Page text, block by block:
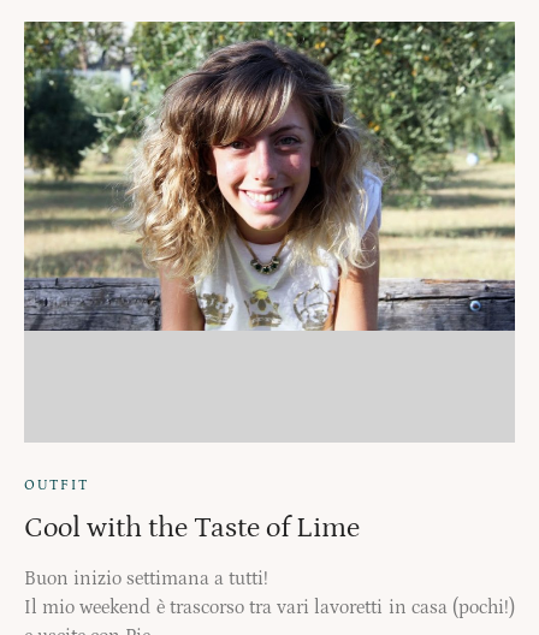
OUTFIT
Cool with the Taste of Lime
Buon inizio settimana a tutti!
Il mio weekend è trascorso tra vari lavoretti in casa (pochi!)